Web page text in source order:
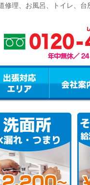
理、お風呂、トイレ、台